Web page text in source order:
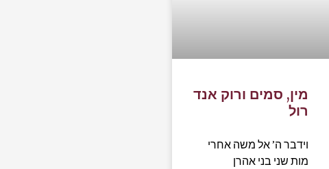
מין, סמים ורוק אנד
רול
וידבר ה’ אל משה אחרי
מות שני בני אהרן